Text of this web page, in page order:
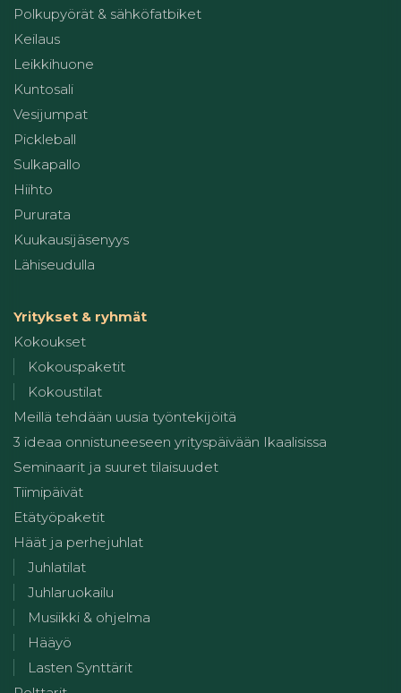
Polkupyörät & sähköfatbiket
Keilaus
Leikkihuone
Kuntosali
Vesijumpat
Pickleball
Sulkapallo
Hiihto
Pururata
Kuukausijäsenyys
Lähiseudulla
Yritykset & ryhmät
Kokoukset
Kokouspaketit
Kokoustilat
Meillä tehdään uusia työntekijöitä
3 ideaa onnistuneeseen yrityspäivään Ikaalisissa
Seminaarit ja suuret tilaisuudet
Tiimipäivät
Etätyöpaketit
Häät ja perhejuhlat
Juhlatilat
Juhlaruokailu
Musiikki & ohjelma
Hääyö
Lasten Synttärit